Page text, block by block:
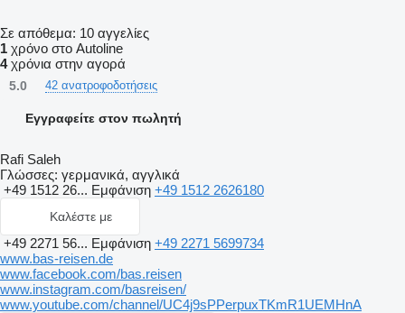
Σε απόθεμα: 10 αγγελίες
1 χρόνο στο Autoline
4χρόνια στην αγορά
5.0 42 ανατροφοδοτήσεις
Εγγραφείτε στον πωλητή
Rafi Saleh
Γλώσσες: γερμανικά, αγγλικά
+49 1512 26... Εμφάνιση +49 1512 2626180
Καλέστε με
+49 2271 56... Εμφάνιση +49 2271 5699734
www.bas-reisen.de
www.facebook.com/bas.reisen
www.instagram.com/basreisen/
www.youtube.com/channel/UC4j9sPPerpuxTKmR1UEMHnA